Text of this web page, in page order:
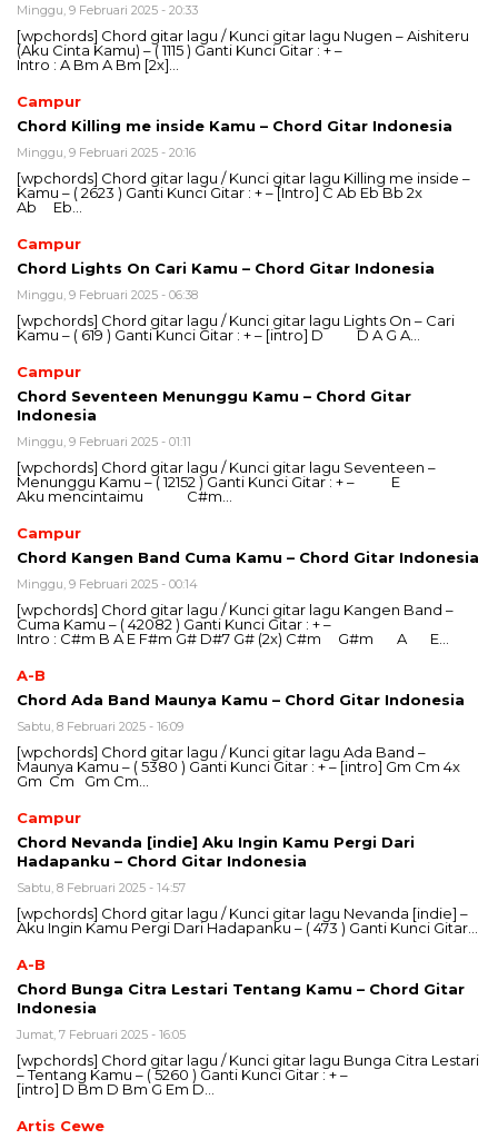
Minggu, 9 Februari 2025 - 20:33
[wpchords] Chord gitar lagu / Kunci gitar lagu Nugen – Aishiteru
(Aku Cinta Kamu) – ( 1115 ) Ganti Kunci Gitar : + –
Intro : A Bm A Bm [2x]…
Campur
Chord Killing me inside Kamu – Chord Gitar Indonesia
Minggu, 9 Februari 2025 - 20:16
[wpchords] Chord gitar lagu / Kunci gitar lagu Killing me inside –
Kamu – ( 2623 ) Ganti Kunci Gitar : + – [Intro] C Ab Eb Bb 2x
Ab Eb…
Campur
Chord Lights On Cari Kamu – Chord Gitar Indonesia
Minggu, 9 Februari 2025 - 06:38
[wpchords] Chord gitar lagu / Kunci gitar lagu Lights On – Cari
Kamu – ( 619 ) Ganti Kunci Gitar : + – [intro] D D A G A…
Campur
Chord Seventeen Menunggu Kamu – Chord Gitar
Indonesia
Minggu, 9 Februari 2025 - 01:11
[wpchords] Chord gitar lagu / Kunci gitar lagu Seventeen –
Menunggu Kamu – ( 12152 ) Ganti Kunci Gitar : + – E
Aku mencintaimu C#m…
Campur
Chord Kangen Band Cuma Kamu – Chord Gitar Indonesia
Minggu, 9 Februari 2025 - 00:14
[wpchords] Chord gitar lagu / Kunci gitar lagu Kangen Band –
Cuma Kamu – ( 42082 ) Ganti Kunci Gitar : + –
Intro : C#m B A E F#m G# D#7 G# (2x) C#m G#m A E…
A-B
Chord Ada Band Maunya Kamu – Chord Gitar Indonesia
Sabtu, 8 Februari 2025 - 16:09
[wpchords] Chord gitar lagu / Kunci gitar lagu Ada Band –
Maunya Kamu – ( 5380 ) Ganti Kunci Gitar : + – [intro] Gm Cm 4x
Gm Cm Gm Cm…
Campur
Chord Nevanda [indie] Aku Ingin Kamu Pergi Dari
Hadapanku – Chord Gitar Indonesia
Sabtu, 8 Februari 2025 - 14:57
[wpchords] Chord gitar lagu / Kunci gitar lagu Nevanda [indie] –
Aku Ingin Kamu Pergi Dari Hadapanku – ( 473 ) Ganti Kunci Gitar…
A-B
Chord Bunga Citra Lestari Tentang Kamu – Chord Gitar
Indonesia
Jumat, 7 Februari 2025 - 16:05
[wpchords] Chord gitar lagu / Kunci gitar lagu Bunga Citra Lestari
– Tentang Kamu – ( 5260 ) Ganti Kunci Gitar : + –
[intro] D Bm D Bm G Em D…
Artis Cewe